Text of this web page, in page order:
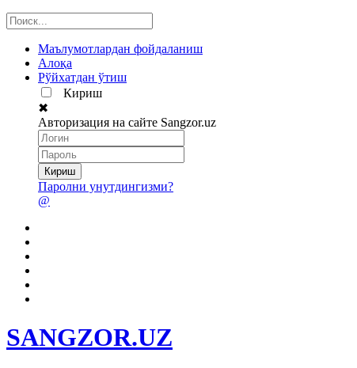
Маълумотлардан фойдаланиш
Алоқа
Рўйхатдан ўтиш
Кириш
✖
Авторизация на сайте Sangzor.uz
Паролни унутдингизми?
@
SANGZOR.UZ